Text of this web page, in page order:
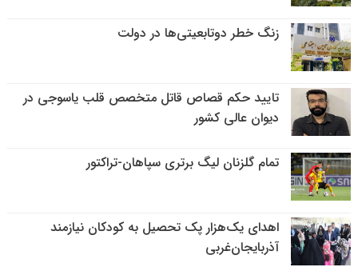
زنگ خطر دوتابعیتی‌ها در دولت
تایید حکم قصاص قاتل متخصص قلب یاسوجی در
دیوان عالی کشور
تمام گلزنان لیگ‌ برتری سپاهان-تراکتور
اهدای یک‌هزار پک تحصیل به کودکان نیازمند
آذربایجان‌غربی